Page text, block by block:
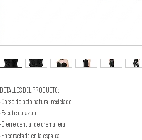
DETALLES DEL PRODUCTO:
·Corsé de pelo natural reciclado
·Escote corazón
·Cierre central de cremallera
·Encorsetado en la espalda